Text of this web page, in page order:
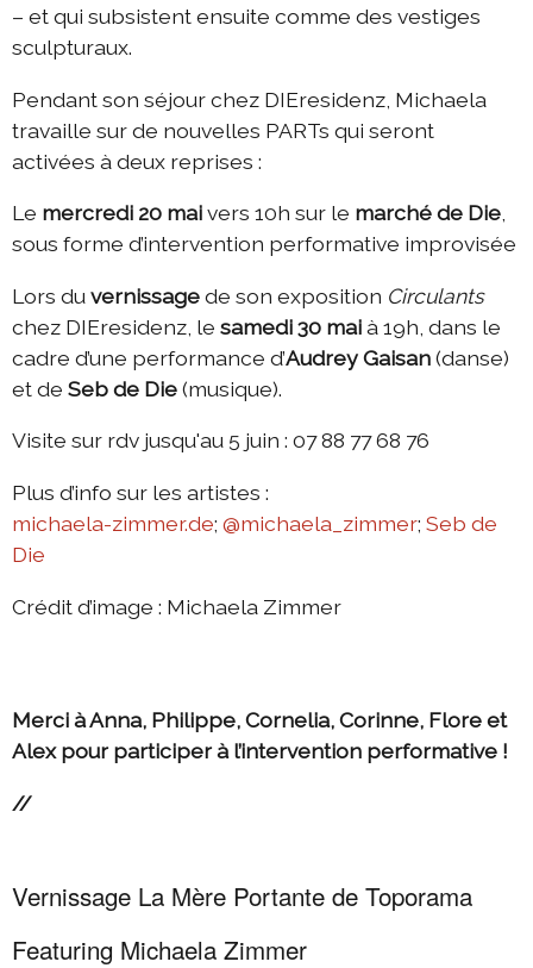
– et qui subsistent ensuite comme des vestiges
sculpturaux.
Pendant son séjour chez DIEresidenz, Michaela
travaille sur de nouvelles PARTs qui seront
activées à deux reprises :
Le mercredi 20 maivers 10h sur le marché de Die,
sous forme d’intervention performative improvisée
Lors du vernissagede son exposition Circulants
chez DIEresidenz, le samedi 30 maià 19h, dans le
cadre d’une performance d’Audrey Gaisan(danse)
et de Seb de Die(musique).
Visite sur rdv jusqu'au 5 juin : 07 88 77 68 76
Plus d’info sur les artistes :
michaela-zimmer.de; @michaela_zimmer; Seb de
Die
Crédit d’image : Michaela Zimmer
Merci à Anna, Philippe, Cornelia, Corinne, Flore et
Alex pour participer à l’intervention performative !
//
Vernissage La Mère Portante de Toporama
Featuring Michaela Zimmer